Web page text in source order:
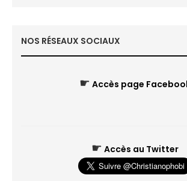
NOS RÉSEAUX SOCIAUX
☛ Accès page
☛ Accès au Twitter